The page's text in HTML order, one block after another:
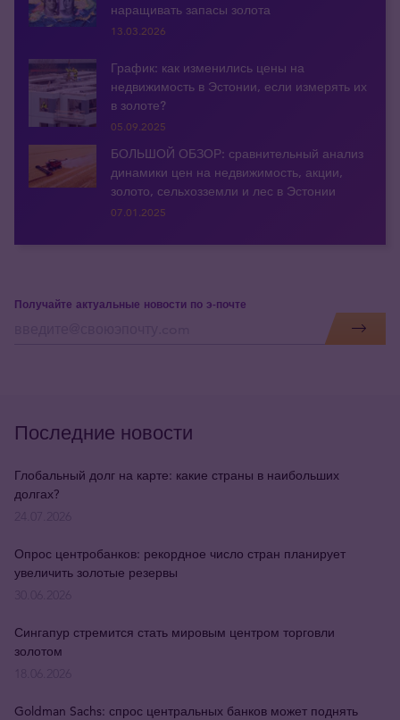
наращивать запасы золота
13.03.2026
График: как изменились цены на
недвижимость в Эстонии, если измерять их
в золоте?
05.09.2025
БОЛЬШОЙ ОБЗОР: сравнительный анализ
динамики цен на недвижимость, акции,
золото, сельхозземли и лес в Эстонии
07.01.2025
Получайте актуальные новости по э-почте
Последние новости
Глобальный долг на карте: какие страны в наибольших
долгах?
Опрос центробанков: рекордное число стран планирует
увеличить золотые резервы
Сингапур стремится стать мировым центром торговли
золотом
Goldman Sachs: спрос центральных банков может поднять